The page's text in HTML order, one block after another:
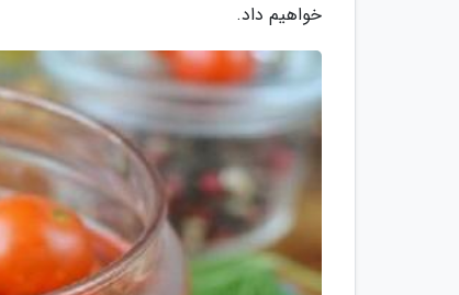
خواهیم داد.